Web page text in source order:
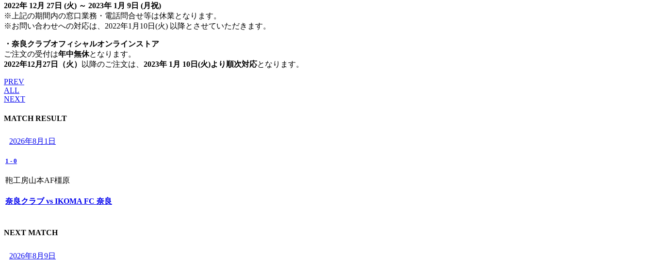
2022年 12月 27日 (火) ～ 2023年 1月 9日 (月祝)
※上記の期間内の窓口業務・電話問合せ等は休業となります。
※お問い合わせへの対応は、2022年1月10日(火) 以降とさせていただきます。
・奈良クラブオフィシャルオンラインストア
ご注文の受付は年中無休となります。
2022年12月27日（火） 以降のご注文は、 2023年 1月 10日(火)より順次対応となります。
PREV
ALL
NEXT
MATCH RESULT
2026年8月1日
1 - 0
鞄工房山本AF橿原
奈良クラブ vs IKOMA FC 奈良
NEXT MATCH
2026年8月9日